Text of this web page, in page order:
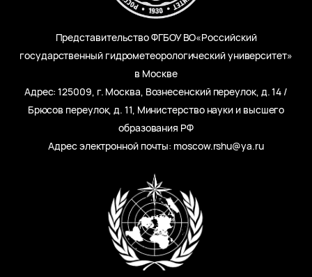
Представительство ФГБОУ ВО«Российский
государственный гидрометеорологический университет»
в Москве
Адрес: 125009, г. Москва, Вознесенский переулок, д. 14 /
Брюсов переулок, д. 11, Министерство науки и высшего
образования РФ
Адрес электронной почты: moscow.rshu@ya.ru